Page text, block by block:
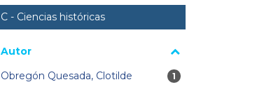
C - Ciencias históricas
Autor
Obregón Quesada, Clotilde
1 resultados
1